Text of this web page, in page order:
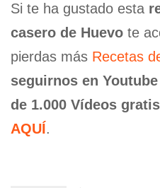
Si te ha gustado esta
casero de Huevo te
pierdas más Recetas
seguirnos en
de 1.000 Vídeos
AQUÍ.